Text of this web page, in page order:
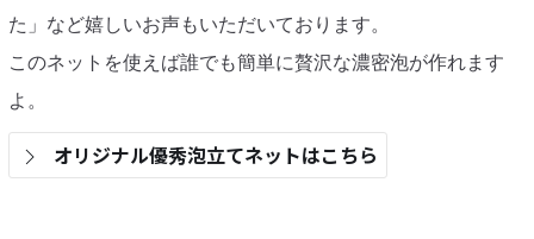
た」など嬉しいお声もいただいております。
このネットを使えば誰でも簡単に贅沢な濃密泡が作れます
よ。
オリジナル優秀泡立てネットはこちら